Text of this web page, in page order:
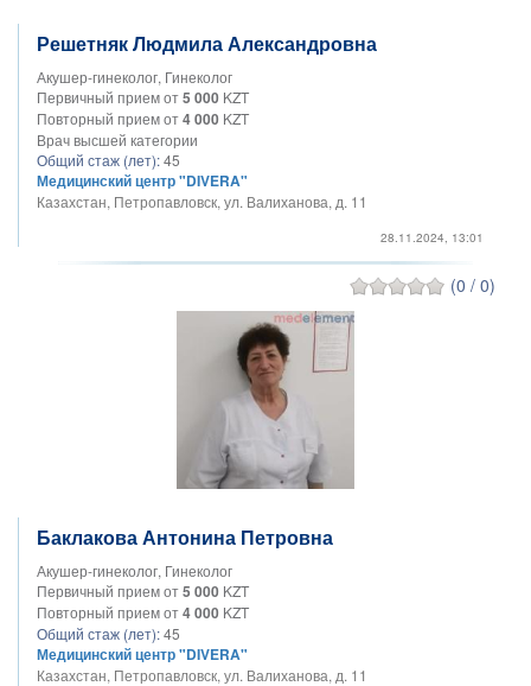
Решетняк Людмила Александровна
Акушер-гинеколог, Гинеколог
Первичный прием от5 000 KZT
Повторный прием от4 000 KZT
Врач высшей категории
Общий стаж (лет):45
Медицинский центр "DIVERA"
Казахстан, Петропавловск, ул. Валиханова, д. 11
28.11.2024, 13:01
(0 / 0)
Баклакова Антонина Петровна
Акушер-гинеколог, Гинеколог
Первичный прием от5 000 KZT
Повторный прием от4 000 KZT
Общий стаж (лет):45
Медицинский центр "DIVERA"
Казахстан, Петропавловск, ул. Валиханова, д. 11